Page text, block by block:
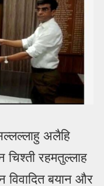
अलैहि
चिश्ती रहमतुल्लाह
विवादित बयान और